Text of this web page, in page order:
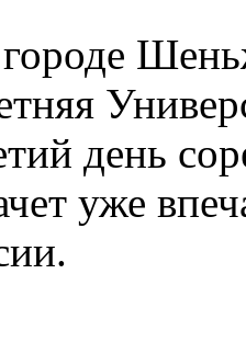
день
уже